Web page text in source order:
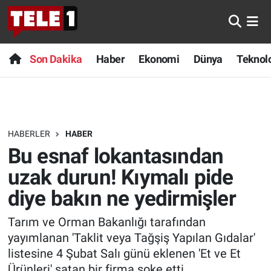
Son Dakika Haber Ekonomi Dünya
HABERLER HABER
Bu esnaf lokantasından
uzak durun! Kıymalı pide
diye bakın ne yedirmişler
Tarım ve Orman Bakanlığı tarafından
yayımlanan 'Taklit veya Tağşiş Yapılan Gıdalar'
listesine 4 Şubat Salı günü eklenen 'Et ve Et
Anında Manşet
Başka Sohbetler
Bilim turu
Bilim ve Teknoloji Evreni
Doğa Konuşuyor
Dünya
Ege Saati
Son Dakika
Haber
Dünya
Teknoloji
Sağlık
Spor
Yayın Akışı
Nöbetçi Eczaneler
Hava Durumu
Trafik Durumu
Süper Lig Puan Durumu ve Fikstür
Tüm Manşetler
Son Dakika Haberleri
Haber Arşivi